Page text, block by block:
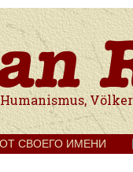
und
ОТ СВОЕГО ИМЕНИ